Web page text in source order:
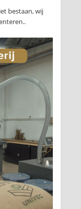
bestaan, wij